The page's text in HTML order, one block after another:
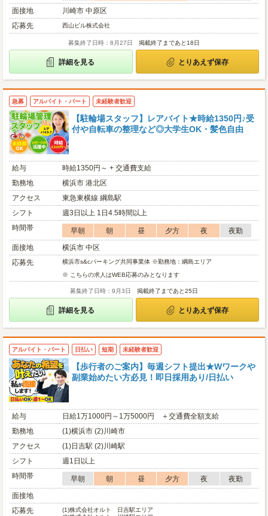
面接地
川崎市 中原区
応募先
西山ビル株式会社
募集終了日時：8月27日 掲載終了まであと18日
詳細を見る とりあえず保存
急募 アルバイト・パート 未経験者歓迎
【駐輪場スタッフ】レアバイト★時給1350円♪受
付や自転車の整理など◎大学生OK・髪色自由
給与
時給1350円～ + 交通費支給
勤務地
横浜市 港北区
アクセス
東急東横線 綱島駅
シフト
週3日以上 1日4.5時間以上
時間帯
早朝 朝 昼 夕方 夜
夜勤
面接地
横浜市 中区
応募先
横浜市s&cパーキング共同事業体 ※勤務地：綱島エリア
※ こちらの求人はWEB応募のみとなります
募集終了日時：9月3日 掲載終了まであと25日
詳細を見る とりあえず保存
アルバイト・パート 日払い 短期 未経験者歓迎
【歩行者のご案内】毎週シフト提出★Wワークや
副業始めたい方必見！即日採用あり/日払い
給与
日給1万1000円～1万5000円 ＋交通費全額支給
勤務地
(1)横浜市 (2)川崎市
アクセス
(1)日吉駅 (2)川崎駅
シフト
週1日以上
時間帯
早朝 朝 昼 夕方 夜
夜勤
面接地
応募先
(1)株式会社オルト 日吉駅エリア